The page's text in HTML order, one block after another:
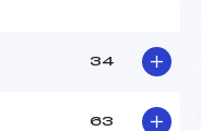
34
63